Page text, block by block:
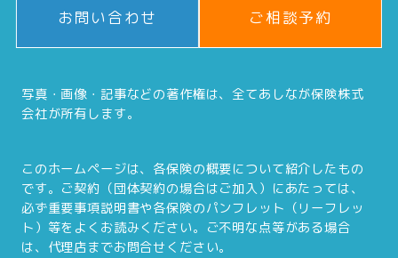
お問い合わせ ご相談予約
写真・画像・記事などの著作権は、全てあしなが保険株式
会社が所有します。
このホームページは、各保険の概要について紹介したもの
です。ご契約（団体契約の場合はご加入）にあたっては、
必ず重要事項説明書や各保険のパンフレット（リーフレッ
ト）等をよくお読みください。ご不明な点等がある場合
は、代理店までお問合せください。